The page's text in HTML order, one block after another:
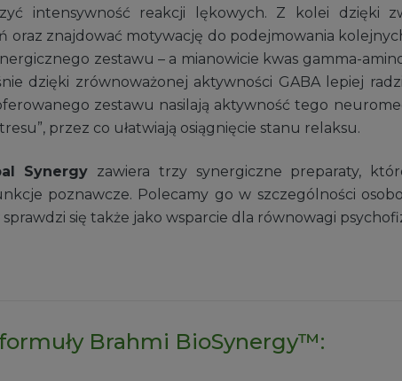
intensywność reakcji lękowych. Z kolei dzięki
oraz znajdować motywację do podejmowania
zestawu – a mianowicie kwas gamma-
dzięki zrównoważonej aktywności GABA lepiej
zestawu nasilają aktywność tego
przez co ułatwiają osiągnięcie stanu relaksu.
Synergy zawiera trzy synergiczne preparaty,
poznawcze. Polecamy go w szczególności
się także jako wsparcie dla równowagi
Brahmi BioSynergy™: